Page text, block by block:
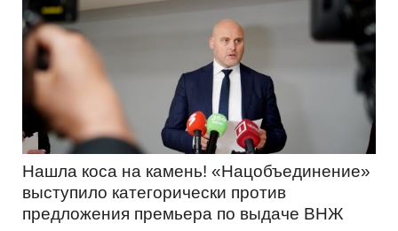
Нашла коса на камень! «Нацобъединение»
выступило категорически против
предложения премьера по выдаче ВНЖ